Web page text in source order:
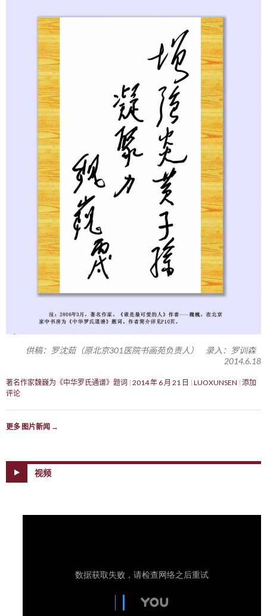
供稿：罗沈茹（原北京301医院书画苑负责人） 录入：罗训森
2014.6.18
著名作家魏巍为《中华罗氏通谱》题词 2014 年 6 月 21 日 LUOXUNSEN 添加
评论
更多 图片新闻 →
视频